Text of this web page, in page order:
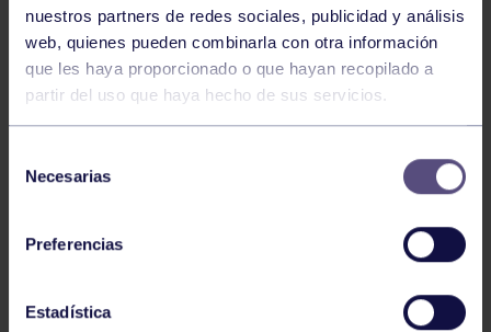
nuestros partners de redes sociales, publicidad y análisis
web, quienes pueden combinarla con otra información
que les haya proporcionado o que hayan recopilado a
partir del uso que haya hecho de sus servicios.
Necesarias
Preferencias
Estadística
Grupo 110 Mieres 60
Junior 1ª